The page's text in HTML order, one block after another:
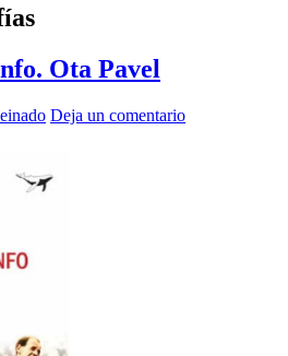
Ota Pavel
Deja un comentario